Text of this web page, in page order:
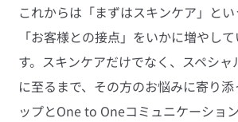
これからは「まずはスキンケア」と
「お客様との接点」をいかに増やし
す。スキンケアだけでなく、スペシ
に至るまで、その方のお悩みに寄り
ップとOne to Oneコミュニケーショ